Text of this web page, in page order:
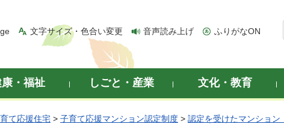
文字サイズ・色合い変更 音声読み上げ ふりがなON
・福祉 しごと・産業 文化・教育
て応援住宅 > 子育て応援マンション認定制度 > 認定を受けたマンション